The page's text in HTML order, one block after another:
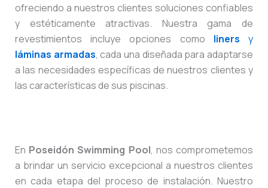
ofreciendo a nuestros clientes soluciones confiables
y estéticamente atractivas. Nuestra gama de
revestimientos incluye opciones como liners y
láminas armadas, cada una diseñada para adaptarse
a las necesidades específicas de nuestros clientes y
las características de sus piscinas.
En Poseidón Swimming Pool, nos comprometemos
a brindar un servicio excepcional a nuestros clientes
en cada etapa del proceso de instalación. Nuestro